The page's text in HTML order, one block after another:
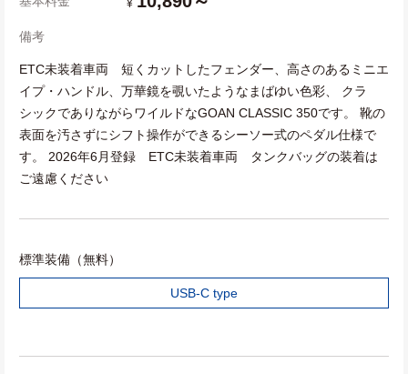
¥
備考
ETC未装着車両 短くカットしたフェンダー、高さのあるミニエ
イプ・ハンドル、万華鏡を覗いたようなまばゆい色彩、 クラ
シックでありながらワイルドなGOAN CLASSIC 350です。 靴の
表面を汚さずにシフト操作ができるシーソー式のペダル仕様で
す。 2026年6月登録 ETC未装着車両 タンクバッグの装着は
ご遠慮ください
標準装備（無料）
USB-C type